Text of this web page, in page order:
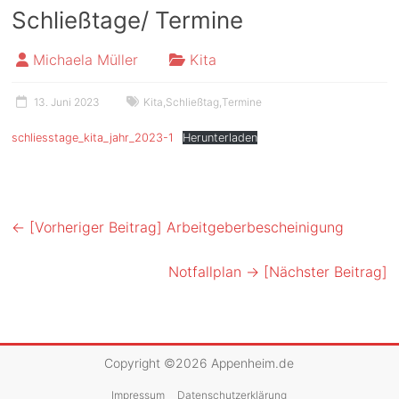
Schließtage/ Termine
Michaela Müller Kita
13. Juni 2023 Kita,Schließtag,Termine
schliesstage_kita_jahr_2023-1 Herunterladen
← [Vorheriger Beitrag] Arbeitgeberbescheinigung
Notfallplan → [Nächster Beitrag]
Copyright ©2026 Appenheim.de
Impressum Datenschutzerklärung